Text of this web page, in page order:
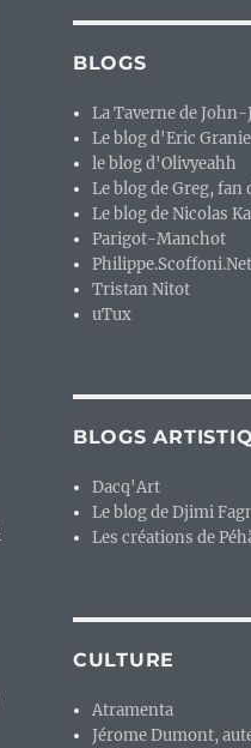
BLOGS
La Taverne de
Le blog d'Eric
le blog d'Olivyeahh
Le blog de Greg, fan
Le blog de Nicolas
Parigot-Manchot
Philippe.Scoffoni.Net
Tristan Nitot
uTux
BLOGS
Dacq'Art
Le blog de Djimi
Les créations de
CULTURE
Atramenta
Jérome Dumont,